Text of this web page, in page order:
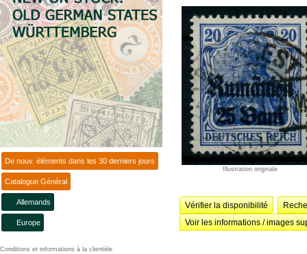
De nouv. éléments dans les 30 derniers jours
Catalogue Général
Allemands
Europe
Conditions et informations à la clientèle
Illustration originale
Vérifier la disponibilité
Voir les informations / images